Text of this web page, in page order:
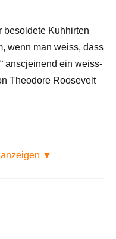
besoldete Kuhhirten
wenn man weiss, dass
anscjeinend ein weiss-
Theodore Roosevelt
anzeigen ▼